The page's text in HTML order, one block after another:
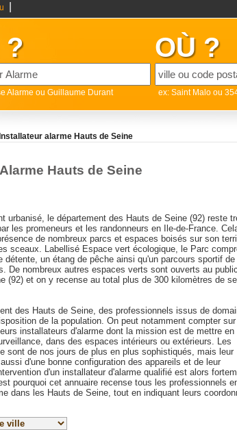
?
Alarme ou Guillaume Durant
OÙ ?
ex: Saint Malo ou
Installateur alarme Hauts de Seine
Hauts de Seine
urbanisé, le département des Hauts de Seine (92) reste
les promeneurs et les randonneurs en Ile-de-France.
de nombreux parcs et espaces boisés sur son
sceaux. Labellisé Espace vert écologique, le Parc
détente, un étang de pêche ainsi qu'un parcours sportif de
De nombreux autres espaces verts sont ouverts au
(92) et on y recense au total plus de 300 kilomètres de
des Hauts de Seine, des professionnels issus de
de la population. On peut notamment compter
installateurs d'alarme dont la mission est de mettre en
dans des espaces intérieurs ou extérieurs. Les
sont de nos jours de plus en plus sophistiqués, mais leur
d'une bonne configuration des appareils et de leur
d'un installateur d'alarme qualifié est alors
pourquoi cet annuaire recense tous les professionnels
dans les Hauts de Seine, tout en indiquant leurs